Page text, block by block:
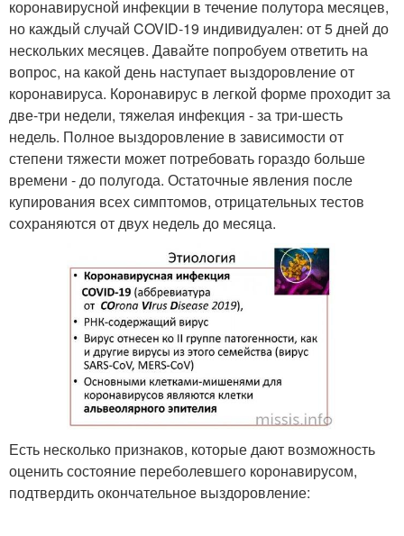
коронавирусной инфекции в течение полутора месяцев,
но каждый случай COVID-19 индивидуален: от 5 дней до
нескольких месяцев. Давайте попробуем ответить на
вопрос, на какой день наступает выздоровление от
коронавируса. Коронавирус в легкой форме проходит за
две-три недели, тяжелая инфекция - за три-шесть
недель. Полное выздоровление в зависимости от
степени тяжести может потребовать гораздо больше
времени - до полугода. Остаточные явления после
купирования всех симптомов, отрицательных тестов
сохраняются от двух недель до месяца.
Есть несколько признаков, которые дают возможность
оценить состояние переболевшего коронавирусом,
подтвердить окончательное выздоровление: